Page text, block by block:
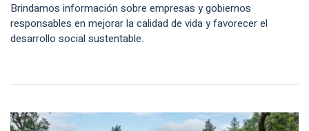
Brindamos información sobre empresas y gobiernos
responsables en mejorar la calidad de vida y favorecer el
desarrollo social sustentable.